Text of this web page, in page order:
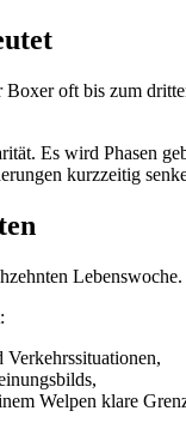
oft bis zum
Es wird Phasen
kurzzeitig
Verkehrssituationen,
Welpen klare